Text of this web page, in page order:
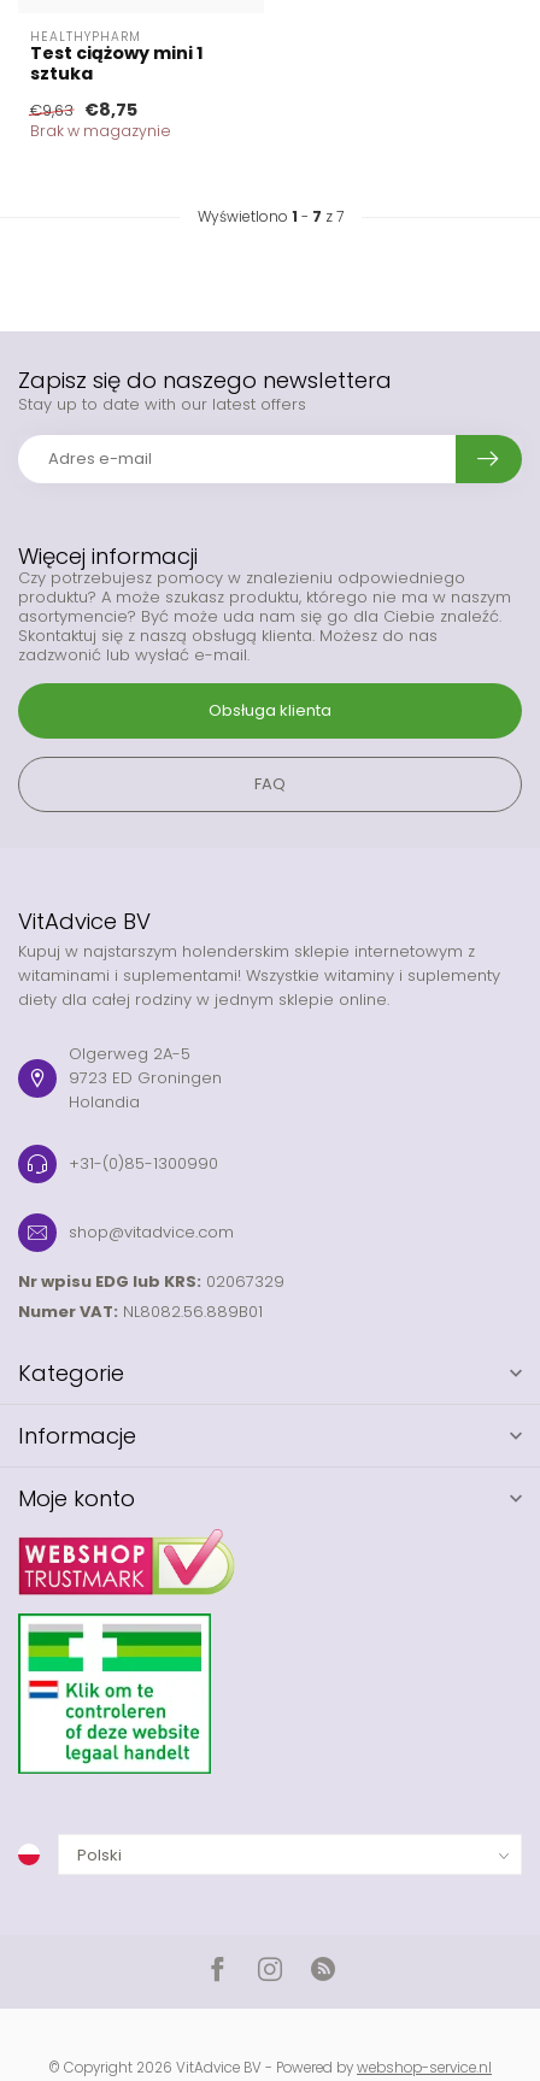
HEALTHYPHARM
Test ciążowy mini 1
sztuka
€9,63 €8,75
Brak w magazynie
Wyświetlono 1 - 7 z 7
Więcej informacji
Czy potrzebujesz pomocy w znalezieniu odpowiedniego
produktu? A może szukasz produktu, którego nie ma w naszym
asortymencie? Być może uda nam się go dla Ciebie znaleźć.
Skontaktuj się z naszą obsługą klienta. Możesz do nas
zadzwonić lub wysłać e-mail.
Obsługa klienta
FAQ
Zapisz się do naszego newslettera
Stay up to date with our latest offers
VitAdvice BV
Kupuj w najstarszym holenderskim sklepie internetowym z
witaminami i suplementami! Wszystkie witaminy i suplementy
diety dla całej rodziny w jednym sklepie online.
Olgerweg 2A-5
9723 ED Groningen
Holandia
+31-(0)85-1300990
shop@vitadvice.com
Nr wpisu EDG lub KRS: 02067329
Numer VAT: NL8082.56.889B01
Kategorie
Informacje
Moje konto
© Copyright 2026 VitAdvice BV - Powered bywebshop-service.nl